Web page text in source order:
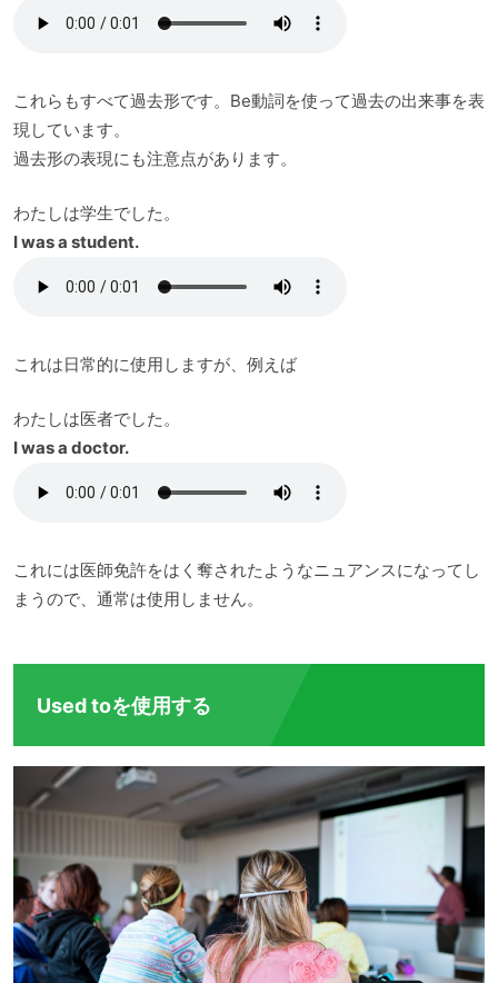
これらもすべて過去形です。Be動詞を使って過去の出来事を表
現しています。
過去形の表現にも注意点があります。
わたしは学生でした。
I was a student.
これは日常的に使用しますが、例えば
わたしは医者でした。
I was a doctor.
これには医師免許をはく奪されたようなニュアンスになってし
まうので、通常は使用しません。
Used toを使用する